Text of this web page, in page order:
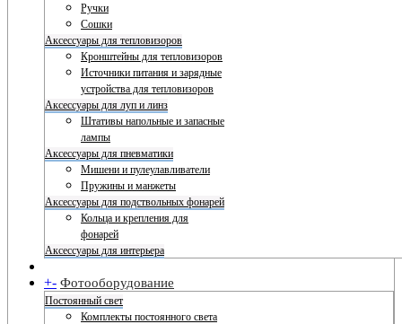
Ручки
Сошки
Аксессуары для тепловизоров
Кронштейны для тепловизоров
Источники питания и зарядные
устройства для тепловизоров
Аксессуары для луп и линз
Штативы напольные и запасные
лампы
Аксессуары для пневматики
Мишени и пулеулавливатели
Пружины и манжеты
Аксессуары для подствольных фонарей
Кольца и крепления для
фонарей
Аксессуары для интерьера
+- Фотооборудование
Постоянный свет
Комплекты постоянного света